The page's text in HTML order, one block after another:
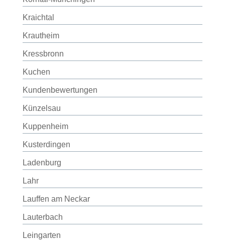
Kraichtal
Krautheim
Kressbronn
Kuchen
Kundenbewertungen
Künzelsau
Kuppenheim
Kusterdingen
Ladenburg
Lahr
Lauffen am Neckar
Lauterbach
Leingarten